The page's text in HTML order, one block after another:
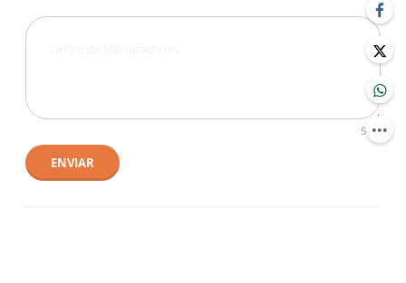
500
ENVIAR